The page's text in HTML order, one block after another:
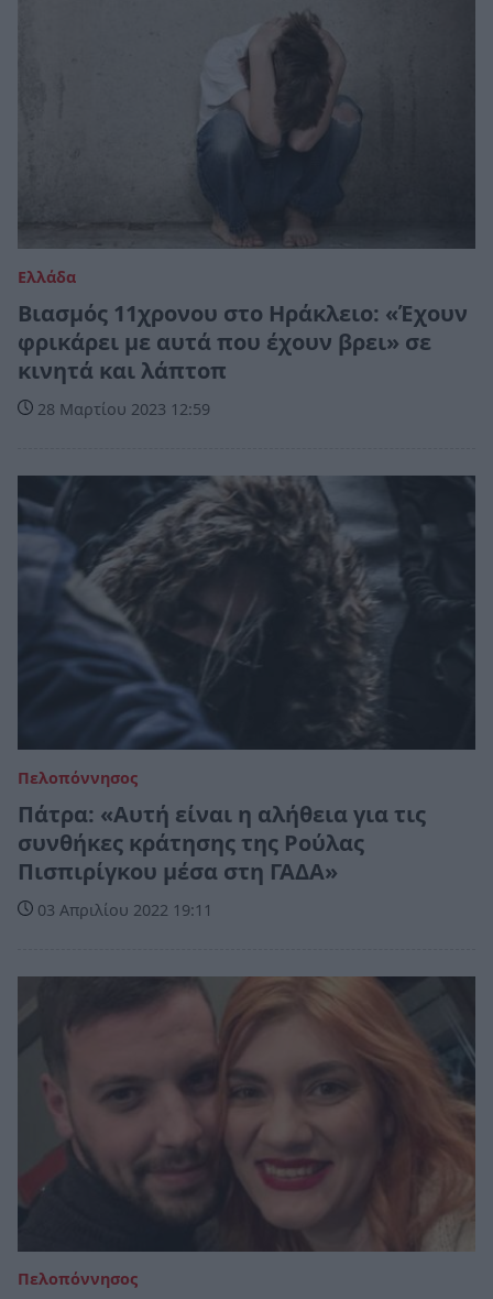
Ελλάδα
Βιασμός 11χρονου στο Ηράκλειο: «Έχουν
φρικάρει με αυτά που έχουν βρει» σε
κινητά και λάπτοπ
28 Μαρτίου 2023 12:59
Πελοπόννησος
Πάτρα: «Αυτή είναι η αλήθεια για τις
συνθήκες κράτησης της Ρούλας
Πισπιρίγκου μέσα στη ΓΑΔΑ»
03 Απριλίου 2022 19:11
Πελοπόννησος